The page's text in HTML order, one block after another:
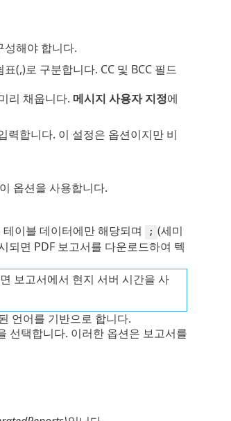
성해야 합니다.
(,)로 구분합니다. CC 및 BCC 필드
리 채웁니다. 메시지 사용자 지정에
합니다. 이 설정은 옵션이지만 비
옵션을 사용합니다.
이블 데이터에만 해당되며 ; (세미
되면 PDF 보고서를 다운로드하여 텍
보고서에서 현지 서버 시간을 사
언어를 기반으로 합니다.
선택합니다. 이러한 옵션은 보고서를